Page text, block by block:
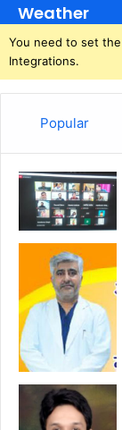
Weather
You need to set
Integrations.
Popular